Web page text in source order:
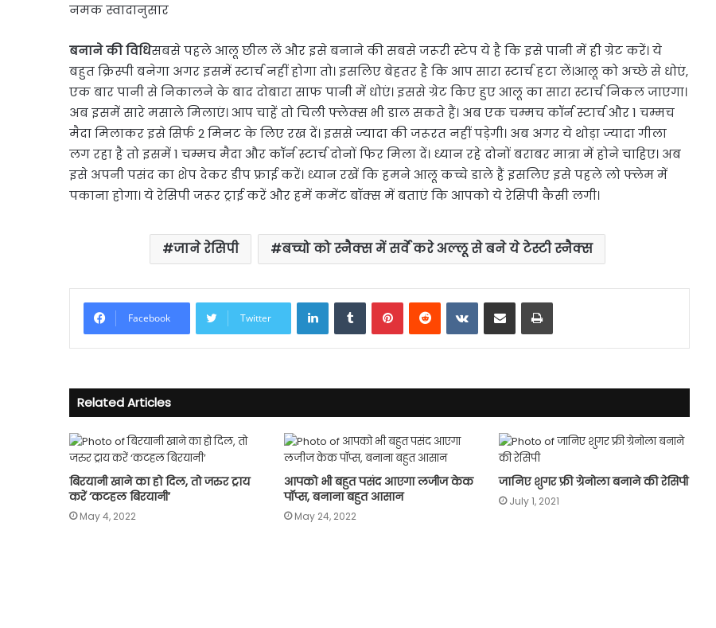
नमक स्वादानुसार
बनाने की विधिसबसे पहले आलू छील लें और इसे बनाने की सबसे जरूरी स्टेप ये है कि इसे पानी में ही ग्रेट करें। ये
बहुत क्रिस्पी बनेगा अगर इसमें स्टार्च नहीं होगा तो। इसलिए बेहतर है कि आप सारा स्टार्च हटा लें।आलू को अच्छे से धोएं,
एक बार पानी से निकालने के बाद दोबारा साफ पानी में धोएं। इससे ग्रेट किए हुए आलू का सारा स्टार्च निकल जाएगा।
अब इसमें सारे मसाले मिलाएं। आप चाहें तो चिली फ्लेक्स भी डाल सकते हैं। अब एक चम्मच कॉर्न स्टार्च और 1 चम्मच
मैदा मिलाकर इसे सिर्फ 2 मिनट के लिए रख दें। इससे ज्यादा की जरूरत नहीं पड़ेगी। अब अगर ये थोड़ा ज्यादा गीला
लग रहा है तो इसमें 1 चम्मच मैदा और कॉर्न स्टार्च दोनों फिर मिला दें। ध्यान रहे दोनों बराबर मात्रा में होने चाहिए। अब
इसे अपनी पसंद का शेप देकर डीप फ्राई करें। ध्यान रखें कि हमने आलू कच्चे डाले हैं इसलिए इसे पहले लो फ्लेम में
पकाना होगा। ये रेसिपी जरूर ट्राई करें और हमें कमेंट बॉक्स में बताएं कि आपको ये रेसिपी कैसी लगी।
जाने रेसिपी बच्चो को स्नैक्स में सर्वे करे अल्लू से बने ये टेस्टी स्नैक्स
Facebook Twitter
LinkedInTumblrPinterestReddit VKontakte
Share via Email Print
Related Articles
बिरयानी खाने का हो दिल, तो जरुर ट्राय
करें ‘कटहल बिरयानी’
May 4, 2022
आपको भी बहुत पसंद आएगा लजीज केक
पॉप्स, बनाना बहुत आसान
May 24, 2022
जानिए शुगर फ्री ग्रेनोला बनाने की रेसिपी
July 1, 2021